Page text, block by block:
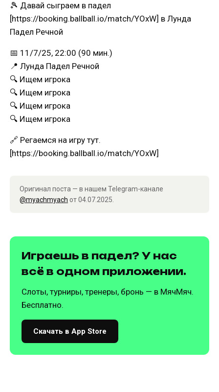
🎾 Давай сыграем в падел
[https://booking.ballball.io/match/YOxW] в Лунда
Падел Речной
📅 11/7/25, 22:00 (90 мин.)
📍 Лунда Падел Речной
🔍 Ищем игрока
🔍 Ищем игрока
🔍 Ищем игрока
🔍 Ищем игрока
🔗 Регаемся на игру тут.
[https://booking.ballball.io/match/YOxW]
Оригинал поста — в нашем Telegram-канале
@myachmyach от 04.07.2025.
Играешь в падел? У нас
всё в одном приложении.
Слоты, турниры, тренеры, бронь — в МячМяч.
Бесплатно.
Скачать в App Store